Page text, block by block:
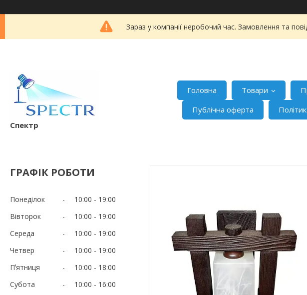
Зараз у компанії неробочий час. Замовлення та
Спектр
Головна Товари
Публічна оферта
ГРАФІК РОБОТИ
Понеділок 10:00
19:00
Вівторок
10:00
19:00
Середа
10:00
19:00
Четвер
10:00
19:00
Пʼятниця
10:00
18:00
Субота
10:00
16:00